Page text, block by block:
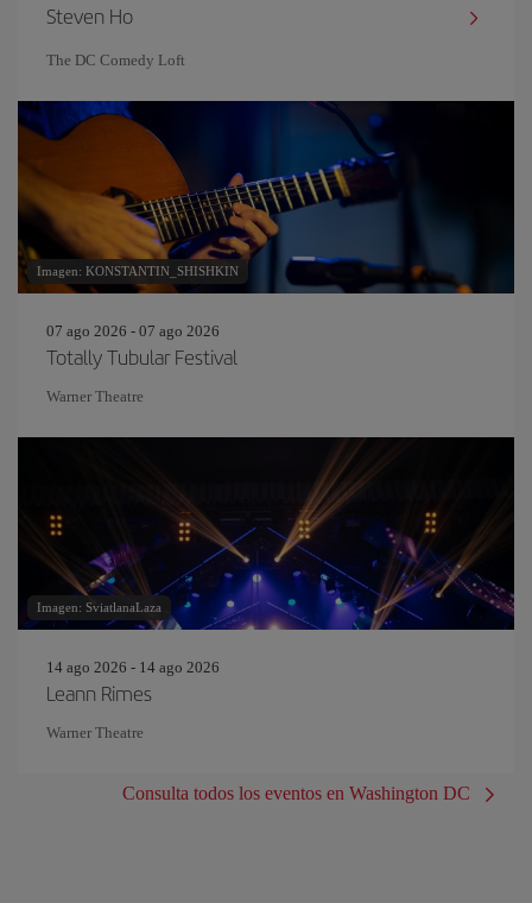
Steven Ho
The DC Comedy Loft
Imagen: KONSTANTIN_SHISHKIN
07 ago 2026 - 07 ago 2026
Totally Tubular Festival
Warner Theatre
Imagen: SviatlanaLaza
14 ago 2026 - 14 ago 2026
Leann Rimes
Warner Theatre
Consulta todos los eventos en Washington DC